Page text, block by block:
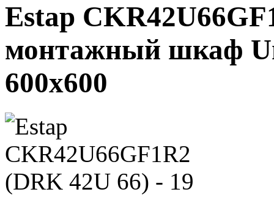
Estap
монтажный шкаф
600x600